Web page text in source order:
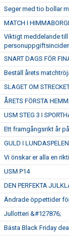
Seger med tio bollar
MATCH I
Viktigt meddelande
SNART DAGS FÖR
Beställ årets
SLAGET OM
ÅRETS FÖRSTA
USM STEG 3 I
Ett framgångsrikt år
GULD I LUNDASPELEN
Vi önskar er alla en
USM P14
DEN PERFEKTA
Ändrade öppettider
Jullotteri &#127876;
Bästa Black Friday